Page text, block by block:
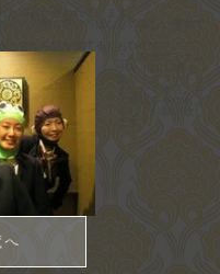
た写真が使われています。
らの店舗も笑いっぱな
と今から話が出てるくらいです。
こんな感じでナム
楽しくスタートし
ました！
本店、弁
天橋店を今年もよ
ます！